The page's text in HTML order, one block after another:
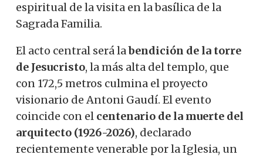
espiritual de la visita en la basílica de la
Sagrada Familia.
El acto central será labendición de la torre
de Jesucristo, la más alta del templo, que
con 172,5 metros culmina el proyecto
visionario de Antoni Gaudí. El evento
coincide con el centenario de la muerte del
arquitecto (1926-2026), declarado
recientemente venerable por la Iglesia, un